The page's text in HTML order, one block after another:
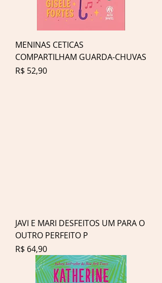
MENINAS CETICAS
COMPARTILHAM GUARDA-CHUVAS
Preço
R$ 52,90
JAVI E MARI DESFEITOS UM PARA O
OUTRO PERFEITO P
Preço
R$ 64,90